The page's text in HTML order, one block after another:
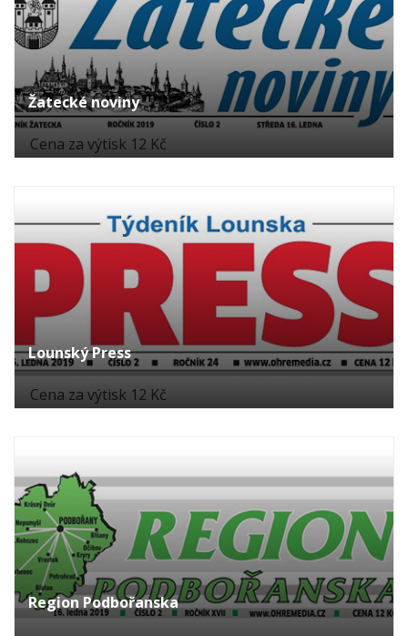
Žatecké noviny
Cena za výtisk 12 Kč
Lounský Press
Cena za výtisk 12 Kč
Region Podbořanska